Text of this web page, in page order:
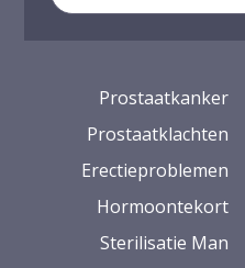
Prostaatkanker
Prostaatklachten
Erectieproblemen
Hormoontekort
Sterilisatie Man